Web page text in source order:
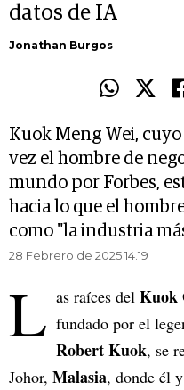
datos de IA
Jonathan Burgos
Kuok Meng Wei,
vez el hombre de
mundo por Forbes,
hacia lo que el
como "la industria
28 Febrero de 2025 14.19
L as raíces del Kuok
fundado por el
Robert Kuok, se
Johor, Malasia, donde él